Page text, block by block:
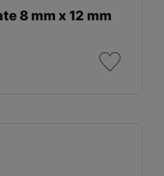
8 mm x 12 mm